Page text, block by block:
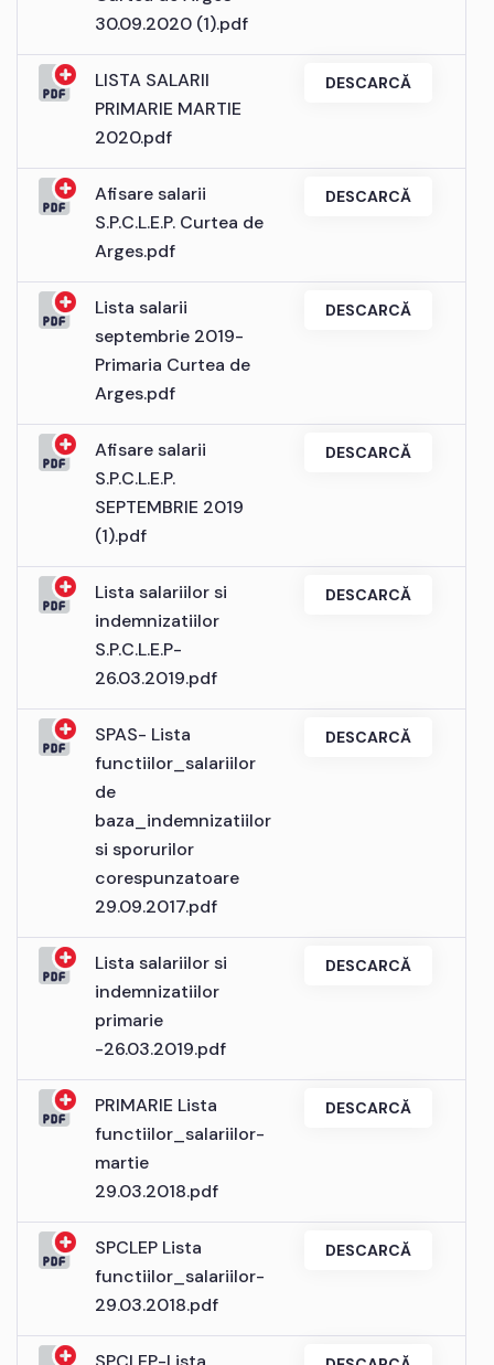
30.09.2020 (1).pdf
LISTA SALARII
PRIMARIE MARTIE
2020.pdf
DESCARCĂ
Afisare salarii
S.P.C.L.E.P. Curtea de
Arges.pdf
DESCARCĂ
Lista salarii
septembrie 2019-
Primaria Curtea de
Arges.pdf
DESCARCĂ
Afisare salarii
S.P.C.L.E.P.
SEPTEMBRIE 2019
(1).pdf
DESCARCĂ
Lista salariilor si
indemnizatiilor
S.P.C.L.E.P-
26.03.2019.pdf
DESCARCĂ
SPAS- Lista
functiilor_salariilor
de
baza_indemnizatiilor
si sporurilor
corespunzatoare
29.09.2017.pdf
DESCARCĂ
Lista salariilor si
indemnizatiilor
primarie
-26.03.2019.pdf
DESCARCĂ
PRIMARIE Lista
functiilor_salariilor-
martie
29.03.2018.pdf
DESCARCĂ
SPCLEP Lista
functiilor_salariilor-
29.03.2018.pdf
DESCARCĂ